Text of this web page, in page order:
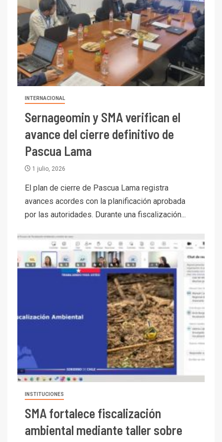
INTERNACIONAL
Sernageomin y SMA verifican el
avance del cierre definitivo de
Pascua Lama
1 julio, 2026
El plan de cierre de Pascua Lama registra
avances acordes con la planificación aprobada
por las autoridades. Durante una fiscalización...
INSTITUCIONES
SMA fortalece fiscalización
ambiental mediante taller sobre